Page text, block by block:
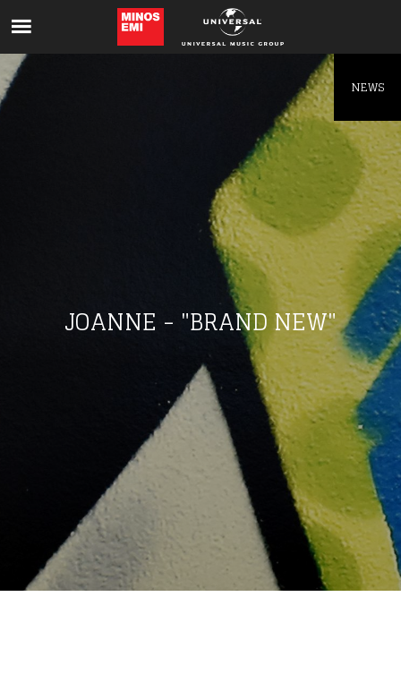
JOANNE - "BRAND NEW"
NEWS
Like being first?
Get news from your favorite artists before
everyone else.